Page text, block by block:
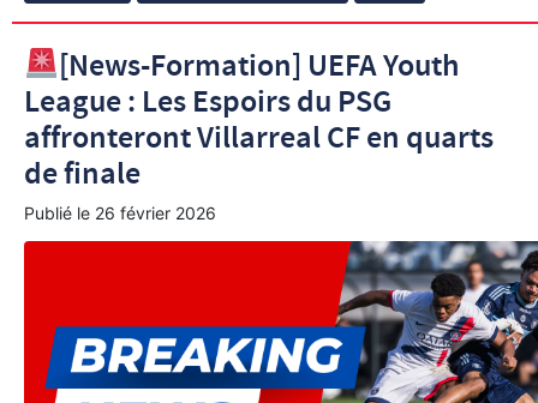
[News-Formation] UEFA Youth
League : Les Espoirs du PSG
affronteront Villarreal CF en quarts
de finale
Publié le 26 février 2026